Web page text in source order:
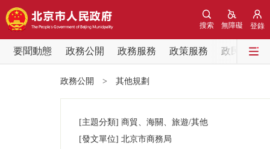
登錄
無障礙
搜索
要聞動態 政務公開 政務服務 政策服務
政民互動
黨中央精神
北京要聞
政務公開 > 其他規劃
[主題分類] 商貿、海關、旅遊/其他
[發文單位] 北京市商務局